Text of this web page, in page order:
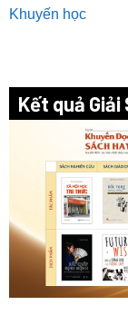
Khuyến học
Kết quả